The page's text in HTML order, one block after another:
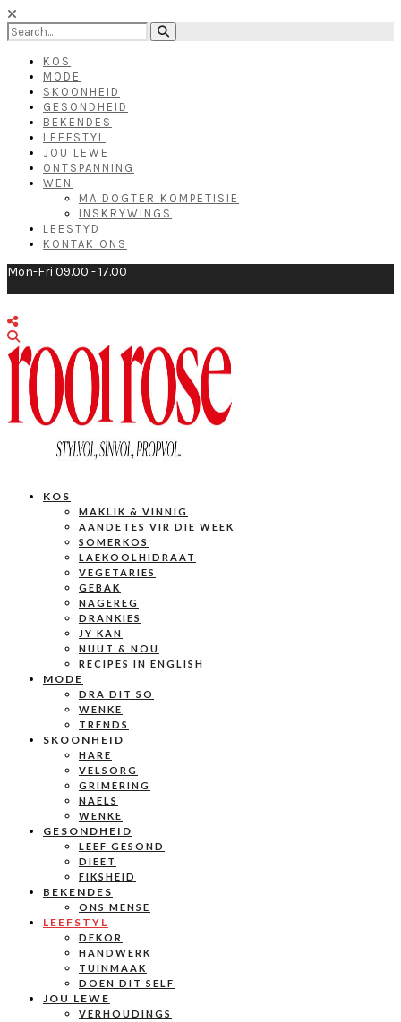
KOS
MODE
SKOONHEID
GESONDHEID
BEKENDES
LEEFSTYL
JOU LEWE
ONTSPANNING
WEN
MA DOGTER KOMPETISIE
INSKRYWINGS
LEESTYD
KONTAK ONS
Mon-Fri 09.00 - 17.00
KOS
MAKLIK & VINNIG
AANDETES VIR DIE WEEK
SOMERKOS
LAEKOOLHIDRAAT
VEGETARIES
GEBAK
NAGEREG
DRANKIES
JY KAN
NUUT & NOU
RECIPES IN ENGLISH
MODE
DRA DIT SO
WENKE
TRENDS
SKOONHEID
HARE
VELSORG
GRIMERING
NAELS
WENKE
GESONDHEID
LEEF GESOND
DIEET
FIKSHEID
BEKENDES
ONS MENSE
LEEFSTYL
DEKOR
HANDWERK
TUINMAAK
DOEN DIT SELF
JOU LEWE
VERHOUDINGS